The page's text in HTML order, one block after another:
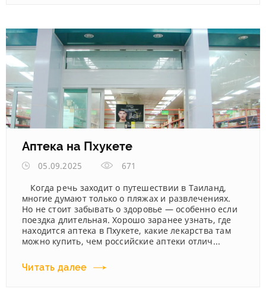
Аптека на Пхукете
05.09.2025
671
Когда речь заходит о путешествии в Таиланд,
многие думают только о пляжах и развлечениях.
Но не стоит забывать о здоровье — особенно если
поездка длительная. Хорошо заранее узнать, где
находится аптека в Пхукете, какие лекарства там
можно купить, чем российские аптеки отлич...
Читать далее